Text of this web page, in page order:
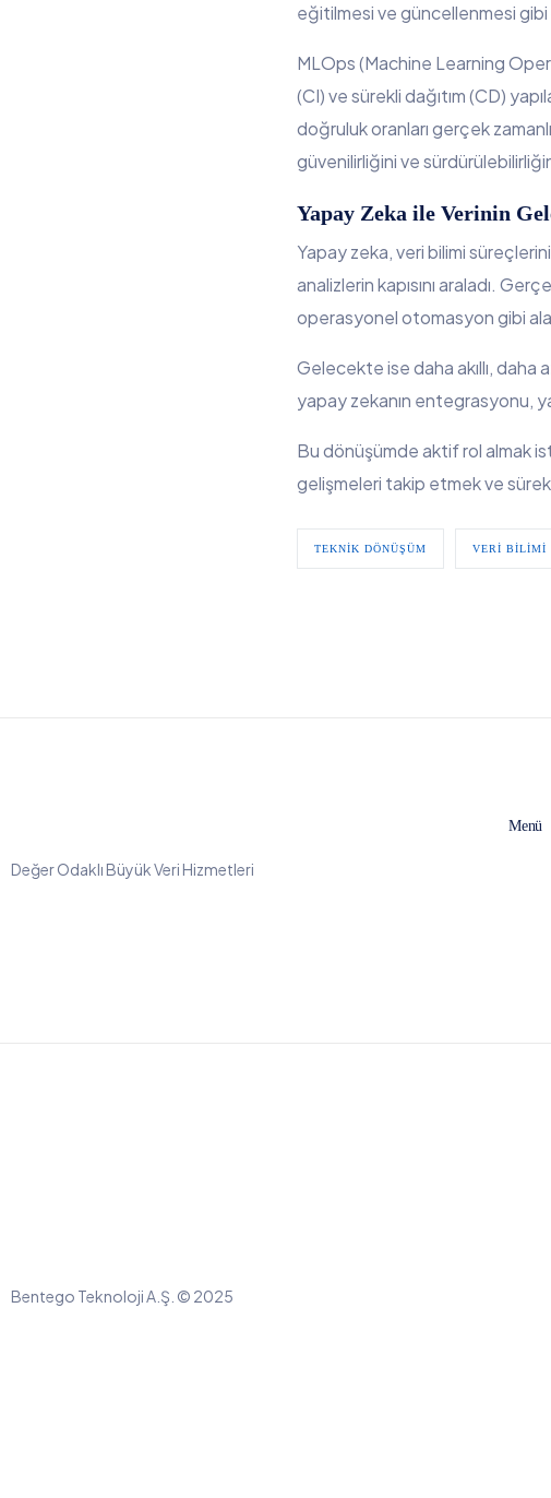
eğitilmesi ve güncellenmesi
MLOps (Machine Learning
(CI) ve sürekli dağıtım (CD)
doğruluk oranları gerçek
güvenilirliğini ve
Yapay Zeka ile Verinin
Yapay zeka, veri bilimi
analizlerin kapısını araladı.
operasyonel otomasyon gibi
Gelecekte ise daha akıllı,
yapay zekanın entegrasyonu,
Bu dönüşümde aktif rol almak
gelişmeleri takip etmek ve
TEKNIK DÖNÜŞÜM VERI BILIMI
Değer Odaklı Büyük Veri Hizmetleri
Menü
Bentego Teknoloji A.Ş. © 2025